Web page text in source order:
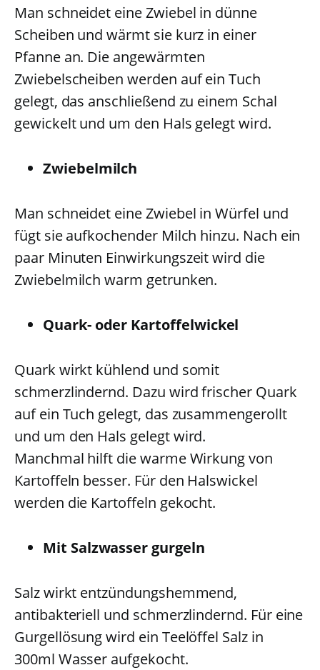
Man schneidet eine Zwiebel in dünne
Scheiben und wärmt sie kurz in einer
Pfanne an. Die angewärmten
Zwiebelscheiben werden auf ein Tuch
gelegt, das anschließend zu einem Schal
gewickelt und um den Hals gelegt wird.
Zwiebelmilch
Man schneidet eine Zwiebel in Würfel und
fügt sie aufkochender Milch hinzu. Nach ein
paar Minuten Einwirkungszeit wird die
Zwiebelmilch warm getrunken.
Quark- oder Kartoffelwickel
Quark wirkt kühlend und somit
schmerzlindernd. Dazu wird frischer Quark
auf ein Tuch gelegt, das zusammengerollt
und um den Hals gelegt wird.
Manchmal hilft die warme Wirkung von
Kartoffeln besser. Für den Halswickel
werden die Kartoffeln gekocht.
Mit Salzwasser gurgeln
Salz wirkt entzündungshemmend,
antibakteriell und schmerzlindernd. Für eine
Gurgellösung wird ein Teelöffel Salz in
300ml Wasser aufgekocht.